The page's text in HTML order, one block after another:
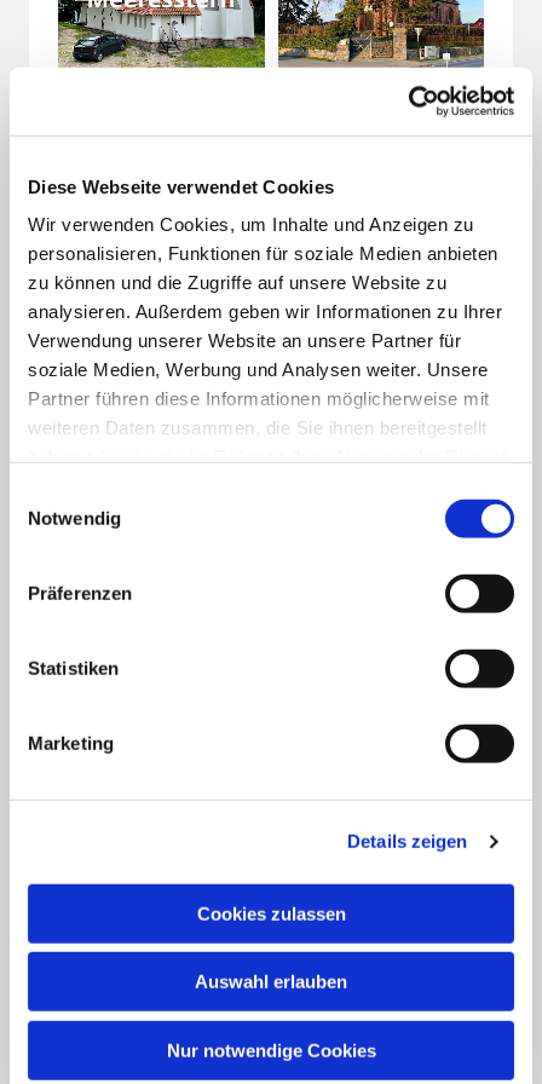
Diese Webseite verwendet Cookies
Wir verwenden Cookies, um Inhalte und Anzeigen zu
personalisieren, Funktionen für soziale Medien anbieten
zu können und die Zugriffe auf unsere Website zu
analysieren. Außerdem geben wir Informationen zu Ihrer
Verwendung unserer Website an unsere Partner für
soziale Medien, Werbung und Analysen weiter. Unsere
Partner führen diese Informationen möglicherweise mit
weiteren Daten zusammen, die Sie ihnen bereitgestellt
Notwendig
Präferenzen
Statistiken
Marketing
Details zeigen
Cookies zulassen
Auswahl erlauben
Nur notwendige Cookies
Caritas-Regionalzentrum Bergen
Ökumenische Pilgerinitiative Vorpommern
e.V.
Tourismuspastoral des Erzbistums Berlin